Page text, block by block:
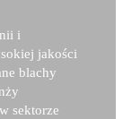
i
jakości
blachy
sektorze